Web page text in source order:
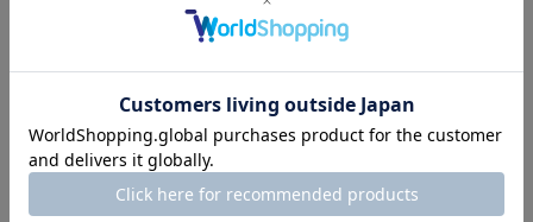
▪️スカート▪️インナーニット＜バーニーズ ニューヨーク＞
機能性/手洗い可能、ウエストゴム、スカート裏地あり
ランダムなリブがカジュアルさもありながら、女性らしいライン
を引き立ててくれるお品ですね。
足元はもちろんスニーカーでも◎
春ももうそこまでですね。